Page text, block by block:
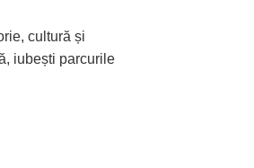
cultură și
iubești parcurile